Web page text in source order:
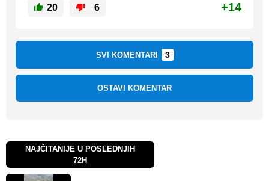
20 6 +14
SVI KOMENTARI 3
OSTAVI KOMENTAR
NAJČITANIJE U POSLEDNJIH
72H